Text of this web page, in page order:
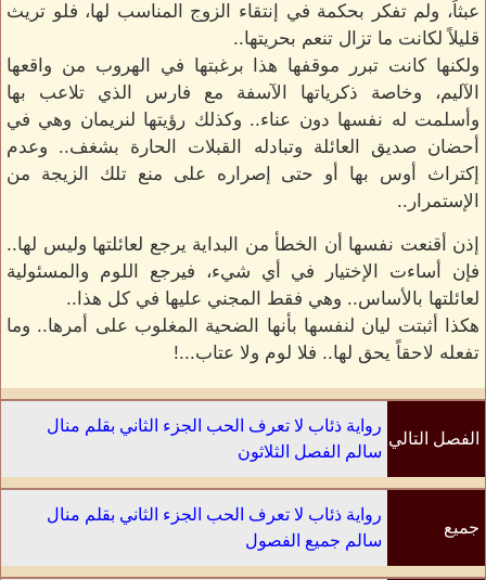
عبثاً، ولم تفكر بحكمة في إنتقاء الزوج المناسب لها، فلو تريث
قليلاً لكانت ما تزال تنعم بحريتها..
ولكنها كانت تبرر موقفها هذا برغبتها في الهروب من واقعها
الآليم، وخاصة ذكرياتها الآسفة مع فارس الذي تلاعب بها
وأسلمت له نفسها دون عناء.. وكذلك رؤيتها لنريمان وهي في
أحضان صديق العائلة وتبادله القبلات الحارة بشغف.. وعدم
إكتراث أوس بها أو حتى إصراره على منع تلك الزيجة من
الإستمرار..
إذن أقنعت نفسها أن الخطأ من البداية يرجع لعائلتها وليس لها..
فإن أساءت الإختيار في أي شيء، فيرجع اللوم والمسئولية
لعائلتها بالأساس.. وهي فقط المجني عليها في كل هذا..
هكذا أثبتت ليان لنفسها بأنها الضحية المغلوب على أمرها.. وما
تفعله لاحقاً يحق لها.. فلا لوم ولا عتاب...!
الفصل التالي
رواية ذئاب لا تعرف الحب الجزء الثاني بقلم منال
سالم الفصل الثلاثون
جميع
رواية ذئاب لا تعرف الحب الجزء الثاني بقلم منال
سالم جميع الفصول